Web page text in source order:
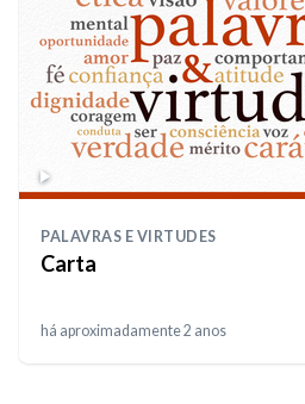
PALAVRAS E VIRTUDES
Carta
há aproximadamente 2 anos